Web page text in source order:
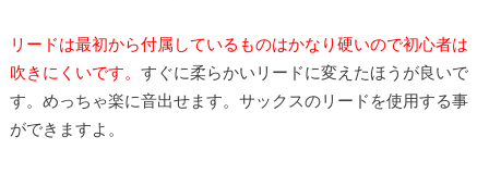
リードは最初から付属しているものはかなり硬いので初心者は
吹きにくいです。 すぐに柔らかいリードに変えたほうが良いで
す。めっちゃ楽に音出せます。サックスのリードを使用する事
ができますよ。